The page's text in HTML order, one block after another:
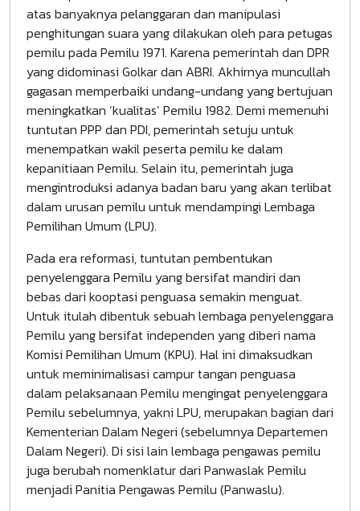
atas banyaknya pelanggaran dan manipulasi
penghitungan suara yang dilakukan oleh para petugas
pemilu pada Pemilu 1971. Karena pemerintah dan DPR
yang didominasi Golkar dan ABRI. Akhirnya muncullah
gagasan memperbaiki undang-undang yang bertujuan
meningkatkan ‘kualitas’ Pemilu 1982. Demi memenuhi
tuntutan PPP dan PDI, pemerintah setuju untuk
menempatkan wakil peserta pemilu ke dalam
kepanitiaan Pemilu. Selain itu, pemerintah juga
mengintroduksi adanya badan baru yang akan terlibat
dalam urusan pemilu untuk mendampingi Lembaga
Pemilihan Umum (LPU).
Pada era reformasi, tuntutan pembentukan
penyelenggara Pemilu yang bersifat mandiri dan
bebas dari kooptasi penguasa semakin menguat.
Untuk itulah dibentuk sebuah lembaga penyelenggara
Pemilu yang bersifat independen yang diberi nama
Komisi Pemilihan Umum (KPU). Hal ini dimaksudkan
untuk meminimalisasi campur tangan penguasa
dalam pelaksanaan Pemilu mengingat penyelenggara
Pemilu sebelumnya, yakni LPU, merupakan bagian dari
Kementerian Dalam Negeri (sebelumnya Departemen
Dalam Negeri). Di sisi lain lembaga pengawas pemilu
juga berubah nomenklatur dari Panwaslak Pemilu
menjadi Panitia Pengawas Pemilu (Panwaslu).